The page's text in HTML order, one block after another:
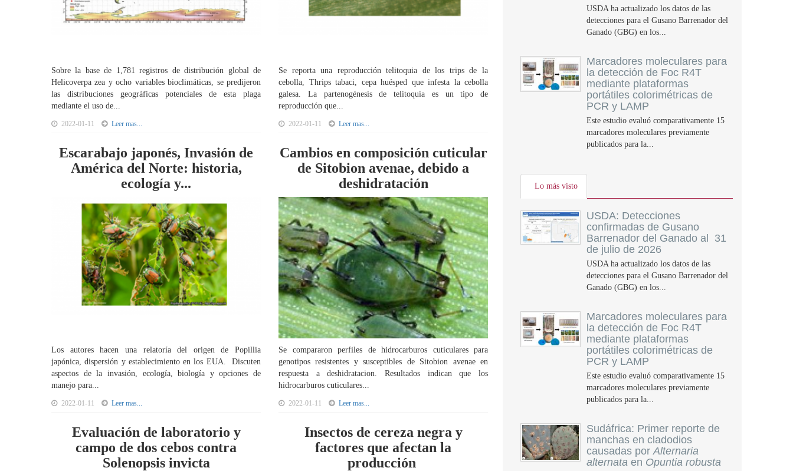
Sobre la base de 1,781 registros de distribución global de
Helicoverpa zea y ocho variables bioclimáticas, se predijeron
las distribuciones geográficas potenciales de esta plaga
mediante el uso de...
2022-01-11 Leer mas...
Se reporta una reproducción telitoquia de los trips de la
cebolla, Thrips tabaci, cepa huésped que infesta la cebolla
galesa. La partenogénesis de telitoquia es un tipo de
reproducción que...
2022-01-11 Leer mas...
Escarabajo japonés, Invasión de
América del Norte: historia,
ecología y...
Los autores hacen una relatoría del origen de Popillia
japónica, dispersión y establecimiento en los EUA. Discuten
aspectos de la invasión, ecología, biología y opciones de
manejo para...
2022-01-11 Leer mas...
Cambios en composición cuticular
de Sitobion avenae, debido a
deshidratación
Se compararon perfiles de hidrocarburos cuticulares para
genotipos resistentes y susceptibles de Sitobion avenae en
respuesta a deshidratacion. Resultados indican que los
hidrocarburos cuticulares...
2022-01-11 Leer mas...
Evaluación de laboratorio y
campo de dos cebos contra
Solenopsis invicta
Insectos de cereza negra y
factores que afectan la
producción
USDA ha actualizado los datos de las
detecciones para el Gusano Barrenador del
Ganado (GBG) en los...
Marcadores moleculares para
la detección de Foc R4T
mediante plataformas
portátiles colorimétricas de
PCR y LAMP
Este estudio evaluó comparativamente 15
marcadores moleculares previamente
publicados para la...
Lo más visto
USDA: Detecciones
confirmadas de Gusano
Barrenador del Ganado al 31
de julio de 2026
USDA ha actualizado los datos de las
detecciones para el Gusano Barrenador del
Ganado (GBG) en los...
Marcadores moleculares para
la detección de Foc R4T
mediante plataformas
portátiles colorimétricas de
PCR y LAMP
Este estudio evaluó comparativamente 15
marcadores moleculares previamente
publicados para la...
Sudáfrica: Primer reporte de
manchas en cladodios
causadas porAlternaria
alternata en Opuntia robusta